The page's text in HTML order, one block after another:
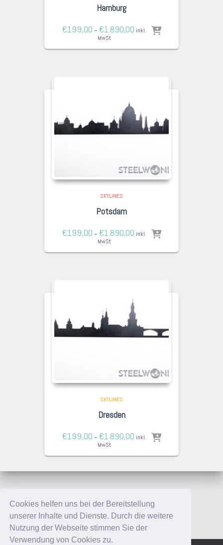
Cookies helfen uns bei der Bereitstellung
unserer Inhalte und Dienste. Durch die weitere
Nutzung der Webseite stimmen Sie der
Verwendung von Cookies zu.
Hamburg
€199,00 – €1.890,00 inkl.
MwSt
SKYLINES
Potsdam
€199,00 – €1.890,00 inkl.
MwSt
SKYLINES
Dresden
€199,00 – €1.890,00 inkl.
MwSt